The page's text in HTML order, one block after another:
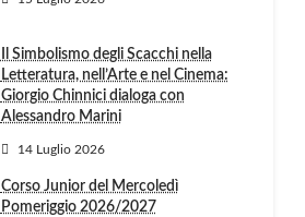
Il Simbolismo degli Scacchi nella
Letteratura, nell’Arte e nel Cinema:
Giorgio Chinnici dialoga con
Alessandro Marini
14 Luglio 2026
Corso Junior del Mercoledì
Pomeriggio 2026/2027